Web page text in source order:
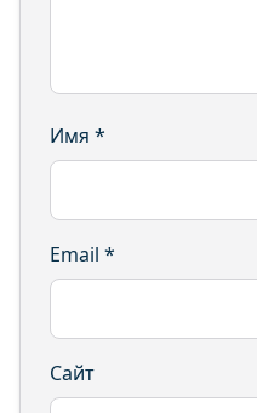
Имя *
Email *
Сайт